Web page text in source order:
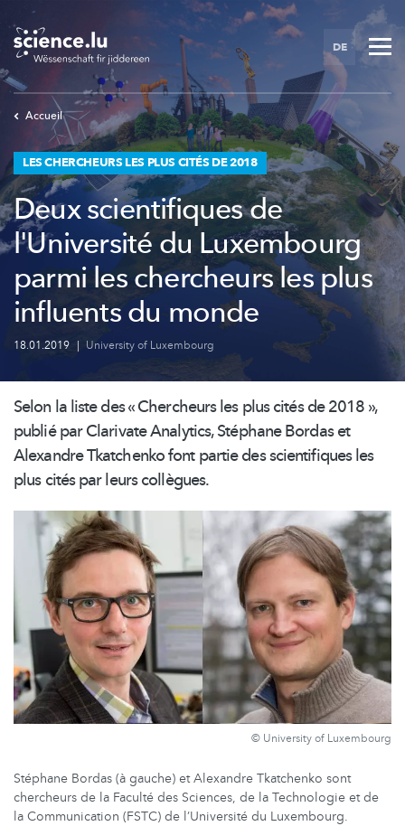
to
main
content
DE
Accueil
LES CHERCHEURS LES PLUS CITÉS DE 2018
Deux scientifiques de
l'Université du Luxembourg
parmi les chercheurs les plus
influents du monde
18.01.2019 | University of Luxembourg
Selon la liste des « Chercheurs les plus cités de 2018 »,
publié par ClarivateAnalytics, StéphaneBordas et
Alexandre Tkatchenko font partie des scientifiques les
plus cités par leurs collègues.
© University of Luxembourg
Stéphane Bordas (à gauche) et Alexandre Tkatchenko sont
chercheurs de la Faculté des Sciences, de la Technologie et de
la Communication (FSTC) de l’Université du Luxembourg.